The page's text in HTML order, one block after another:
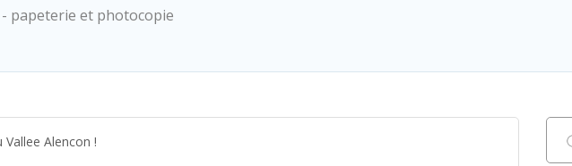
papeterie et photocopie
Alencon !